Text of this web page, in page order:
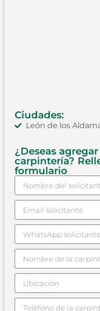
Ciudades:
León de los
¿Deseas
carpintería?
formulario